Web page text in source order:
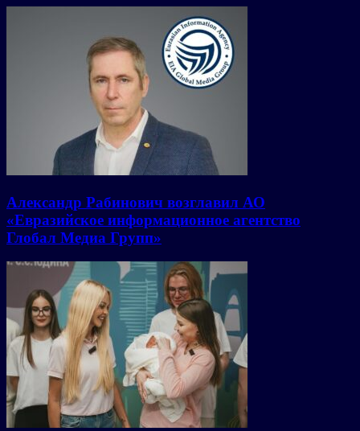
Александр Рабинович возглавил АО
«Евразийское информационное агентство
Глобал Медиа Групп»